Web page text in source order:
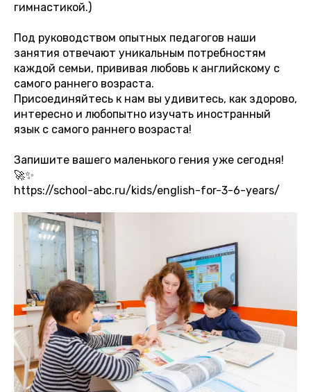
гимнастикой.)
Под руководством опытных педагогов наши
занятия отвечают уникальным потребностям
каждой семьи, прививая любовь к английскому с
самого раннего возраста.
Присоединяйтесь к нам вы удивитесь, как здорово,
интересно и любопытно изучать иностранный
язык с самого раннего возраста!
Запишите вашего маленького гения уже сегодня!
🚀✨
https://school-abc.ru/kids/english-for-3-6-years/